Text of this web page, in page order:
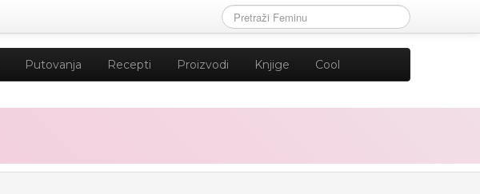
Putovanja Recepti Proizvodi Knjige Cool